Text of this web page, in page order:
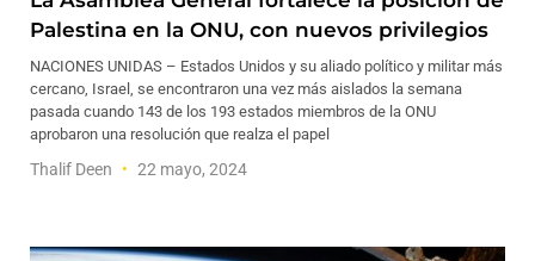
Palestina en la ONU, con nuevos privilegios
NACIONES UNIDAS – Estados Unidos y su aliado político y militar más
cercano, Israel, se encontraron una vez más aislados la semana
pasada cuando 143 de los 193 estados miembros de la ONU
aprobaron una resolución que realza el papel
Thalif Deen 22 mayo, 2024